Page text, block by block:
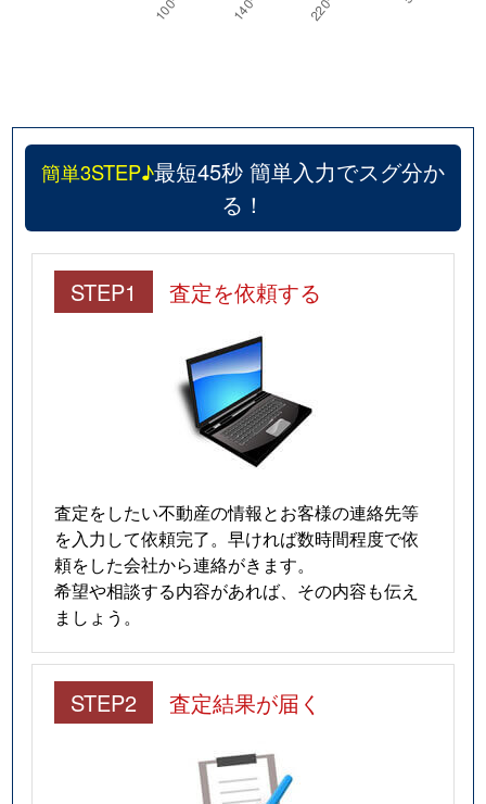
簡単3STEP♪最短45秒 簡単入力でスグ分か
る！
STEP1 査定を依頼する
査定をしたい不動産の情報とお客様の連絡先等
を入力して依頼完了。早ければ数時間程度で依
頼をした会社から連絡がきます。
希望や相談する内容があれば、その内容も伝え
ましょう。
STEP2 査定結果が届く